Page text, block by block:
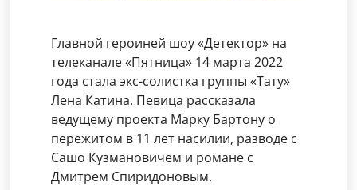
Главной героиней шоу «Детектор» на
телеканале «Пятница» 14 марта 2022
года стала экс-солистка группы «Тату»
Лена Катина. Певица рассказала
ведущему проекта Марку Бартону о
пережитом в 11 лет насилии, разводе с
Сашо Кузмановичем и романе с
Дмитрем Спиридоновым.